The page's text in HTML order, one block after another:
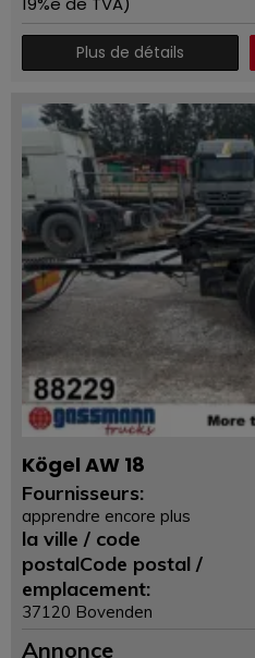
Plus de détails
Kögel AW 18
Fournisseurs:
apprendre encore plus
la ville / code
postalCode postal /
emplacement:
37120 Bovenden
Annonce